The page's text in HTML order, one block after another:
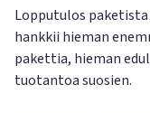
Lopputulos paketista
hankkii hieman
pakettia, hieman
tuotantoa suosien.